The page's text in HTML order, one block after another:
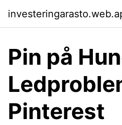
Pin på
Pinterest